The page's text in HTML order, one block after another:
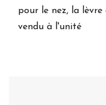
pour le nez, la
vendu à l'unité